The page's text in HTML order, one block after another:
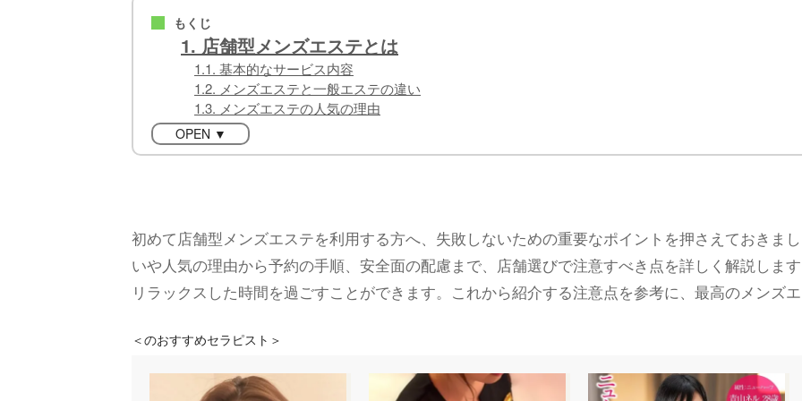
■ もくじ
1. 店舗型メンズエステとは
1.1. 基本的なサービス内容
1.2. メンズエステと一般エステの違い
1.3. メンズエステの人気の理由
OPEN ▼
初めて店舗型メンズエステを利用する方へ、失敗しないための重要なポイントを押さえておきま
いや人気の理由から予約の手順、安全面の配慮まで、店舗選びで注意すべき点を詳しく解説しま
リラックスした時間を過ごすことができます。これから紹介する注意点を参考に、最高のメンズ
＜のおすすめセラピスト＞